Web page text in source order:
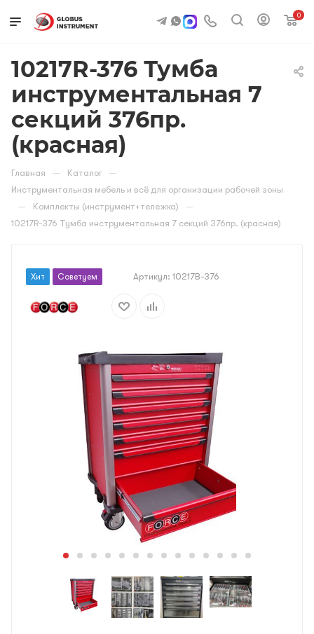
0
10217R-376 Тумба
инструментальная 7
секций 376пр.
(красная)
Главная — Каталог —
Инструментальная мебель и всё для организации рабочей зоны
— Комплекты (инструмент+тележка) —
10217R-376 Тумба инструментальная 7 секций 376пр. (красная)
Хит Советуем Артикул: 10217B-376